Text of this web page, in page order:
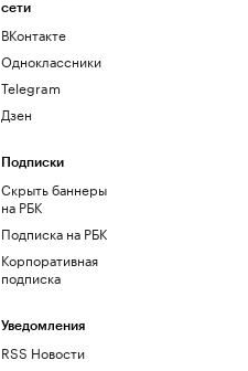
сети
ВКонтакте
Одноклассники
Telegram
Дзен
Подписки
Скрыть баннеры
на РБК
Подписка на РБК
Корпоративная
подписка
Уведомления
RSS Новости